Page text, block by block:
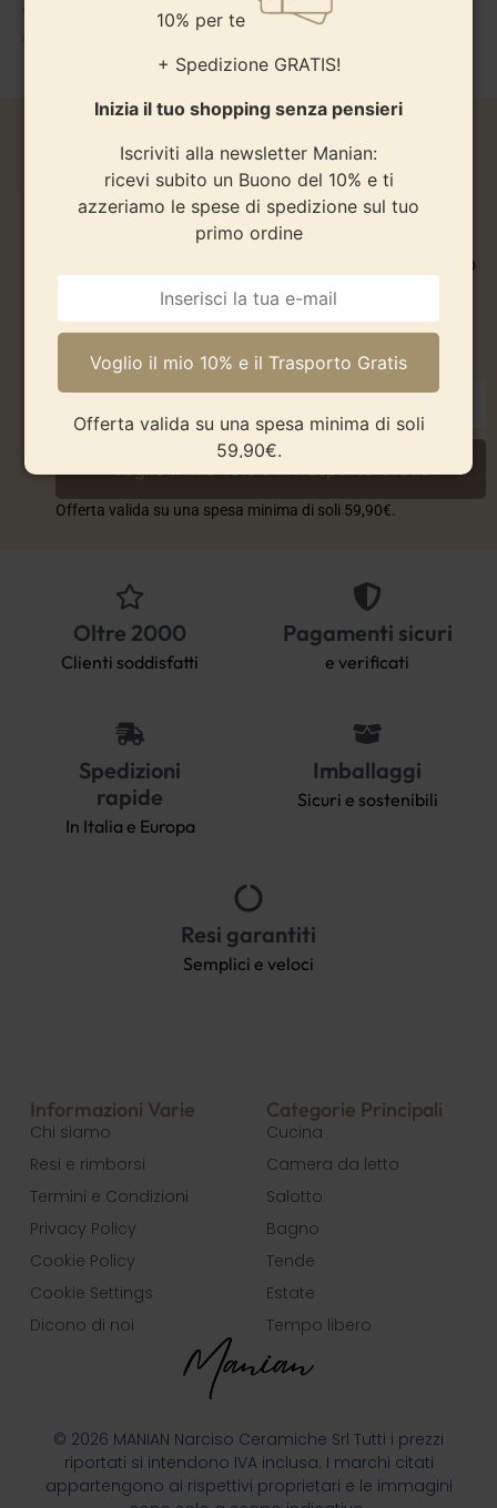
Tappeto Bagno – 100% Cotone – Hotellerie
10,90
10% per te + Spedizione
GRATIS!
Inizia il tuo shopping senza pensieri.
Iscriviti alla newsletter Manian: ricevi subito un Buono
del 10% e ti azzeriamo le spese di spedizione sul tuo
primo ordine.
Offerta valida su una spesa minima di soli 59,90€.
Oltre 2000
Clienti soddisfatti
Pagamenti sicuri
e verificati
Spedizioni
rapide
In Italia e Europa
Imballaggi
Sicuri e sostenibili
Resi garantiti
Semplici e veloci
© 2026 MANIAN Narciso Ceramiche Srl Tutti i prezzi
riportati si intendono IVA inclusa. I marchi citati
appartengono ai rispettivi proprietari e le immagini
Informazioni Varie
Chi siamo
Resi e rimborsi
Termini e Condizioni
Privacy Policy
Cookie Policy
Cookie Settings
Dicono di noi
Categorie Principali
Cucina
Camera da letto
Salotto
Bagno
Tende
Estate
Tempo libero
10% per te
+ Spedizione GRATIS!
Inizia il tuo shopping senza pensieri
Iscriviti alla newsletter Manian:
ricevi subito un Buono del 10% e ti
azzeriamo le spese di spedizione sul tuo
primo ordine
Offerta valida su una spesa minima di soli
59,90€.